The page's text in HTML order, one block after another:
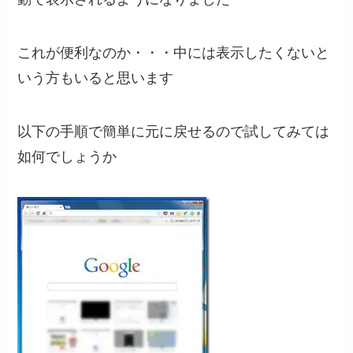
これが便利なのか・・・中には表示したくないと
いう方もいると思います
以下の手順で簡単に元に戻せるので試してみては
如何でしょうか